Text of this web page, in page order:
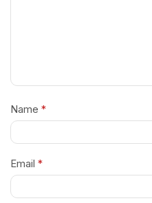
Name *
Email *